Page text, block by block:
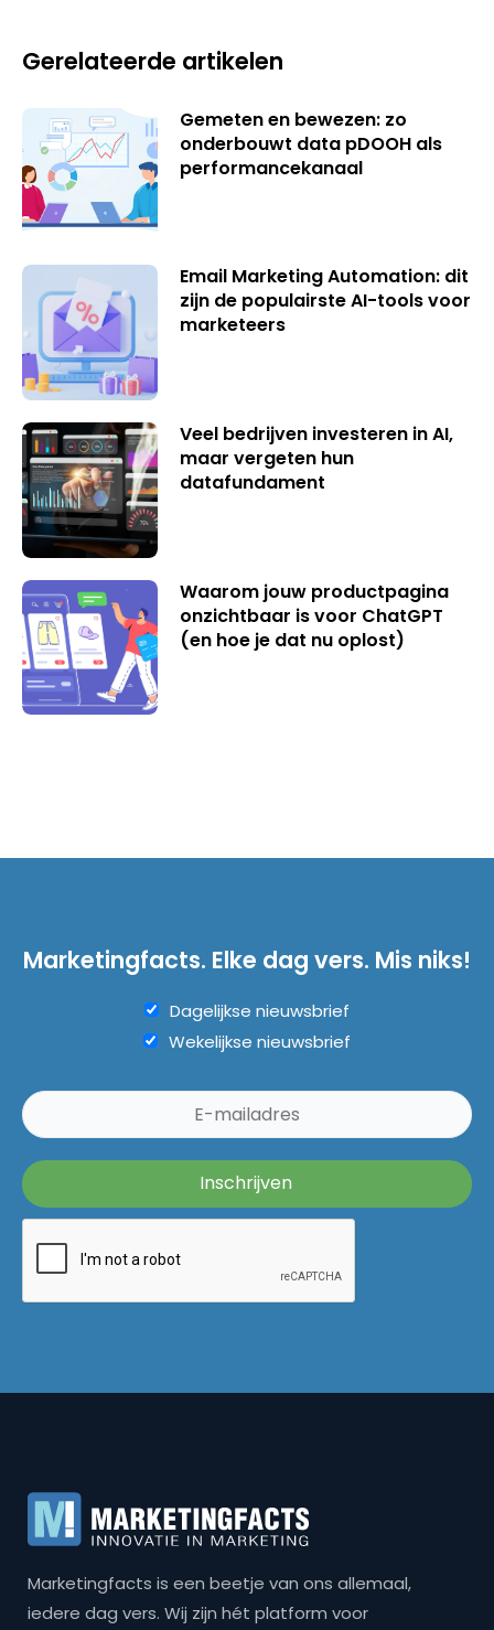
Gerelateerde artikelen
Gemeten en bewezen: zo
onderbouwt data pDOOH als
performancekanaal
Email Marketing Automation: dit
zijn de populairste AI-tools voor
marketeers
Veel bedrijven investeren in AI,
maar vergeten hun
datafundament
Waarom jouw productpagina
onzichtbaar is voor ChatGPT
(en hoe je dat nu oplost)
Marketingfacts. Elke dag vers. Mis niks!
Dagelijkse nieuwsbrief
Wekelijkse nieuwsbrief
Marketingfacts is een beetje van ons allemaal,
iedere dag vers. Wij zijn hét platform voor